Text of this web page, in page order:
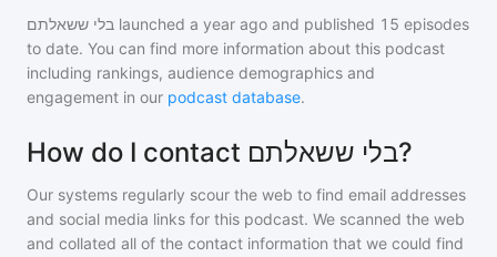
בלי ששאלתם launched a year ago and published 15 episodes
to date. You can find more information about this podcast
including rankings, audience demographics and
engagement in our podcast database.
How do I contact בלי ששאלתם?
Our systems regularly scour the web to find email addresses
and social media links for this podcast. We scanned the web
and collated all of the contact information that we could find